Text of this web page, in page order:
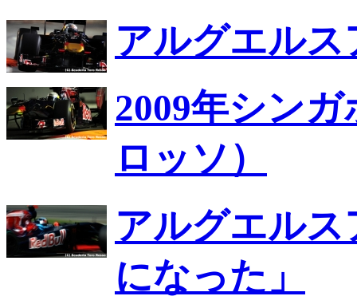
アルグエル
2009年シン
ロッソ）
アルグエル
になった」